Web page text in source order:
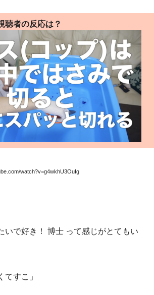
聴者の反応は？
watch?v=g4wkhU3OuIg
いで好き！ 博士 って感じがとてもい
てすこ」